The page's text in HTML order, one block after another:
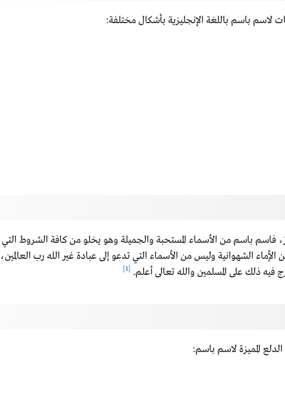
لاسم باسم باللغة الإنجليزية بأشكال مختلفة:
فاسم باسم من الأسماء المستحبة والجميلة وهو يخلو من كافة الشروط
الشهوانية وليس من الأسماء التي تدعو إلى عبادة غير الله رب
فيه ذلك على المسلمين والله تعالى أعلم. [1]
المميزة لاسم باسم: